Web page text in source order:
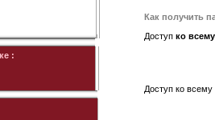
:
Как получить
Доступ ко
Доступ ко всему